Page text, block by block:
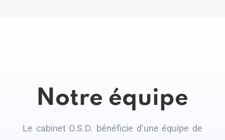
Notre équipe
Le cabinet O.S.D. bénéficie d’une équipe de